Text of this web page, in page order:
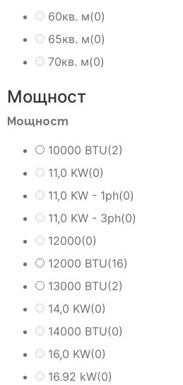
60кв. м(0)
65кв. м(0)
70кв. м(0)
Мощност
Мощност
10000 BTU(2)
11,0 KW(0)
11,0 KW - 1ph(0)
11,0 KW - 3ph(0)
12000(0)
12000 BTU(16)
13000 BTU(2)
14,0 KW(0)
14000 BTU(0)
16,0 KW(0)
16.92 kW(0)